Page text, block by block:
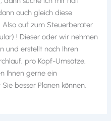
auch gleich diese
Also auf zum Steuerberater
! Dieser oder wir nehmen
und erstellt nach Ihren
pro Kopf-Umsätze,
Ihnen gerne ein
besser Planen können.